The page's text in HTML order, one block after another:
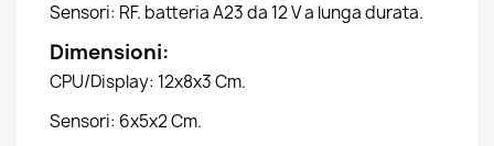
Sensori: RF. batteria A23 da 12 V a lunga durata.
Dimensioni:
CPU/Display: 12x8x3 Cm.
Sensori: 6x5x2 Cm.